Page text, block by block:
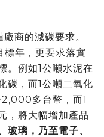
商的減碳要求。
標年，更要求落實
。例如1公噸水泥在
，而1公噸二氧化
多台幣，而1
，將大幅增加產品
玻璃，乃至電子、